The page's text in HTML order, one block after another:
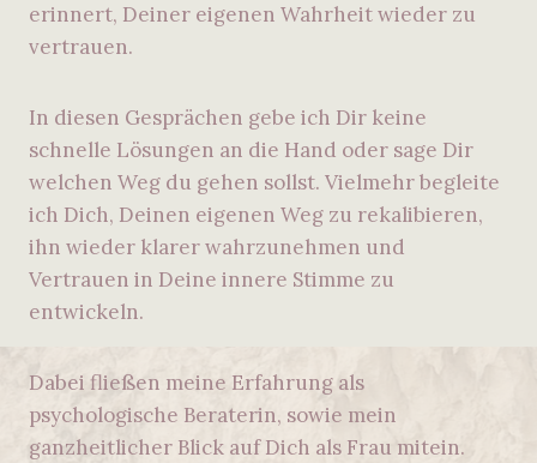
erinnert, Deiner eigenen Wahrheit wieder zu
vertrauen.
In diesen Gesprächen gebe ich Dir keine
schnelle Lösungen an die Hand oder sage Dir
welchen Weg du gehen sollst. Vielmehr begleite
ich Dich, Deinen eigenen Weg zu rekalibieren,
ihn wieder klarer wahrzunehmen und
Vertrauen in Deine innere Stimme zu
entwickeln.
Dabei fließen meine Erfahrung als
psychologische Beraterin, sowie mein
ganzheitlicher Blick auf Dich als Frau mitein.